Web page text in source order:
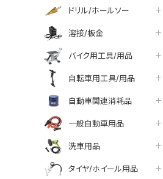
ドリル/ホールソー
溶接/板金
バイク用工具/用品
自転車用工具/用品
自動車関連消耗品
一般自動車用品
洗車用品
タイヤ/ホイール用品